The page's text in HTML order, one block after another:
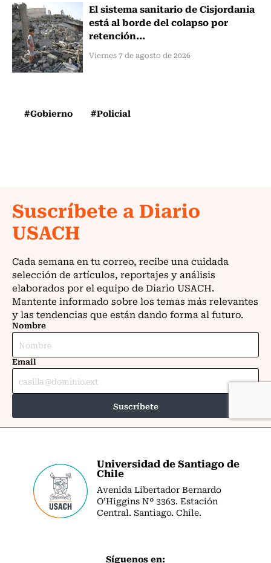
El sistema sanitario de Cisjordania
está al borde del colapso por
retención...
Viernes 7 de agosto de 2026
#Gobierno #Policial
Universidad de Santiago de
Chile
Avenida Libertador Bernardo
O’Higgins Nº 3363. Estación
Central. Santiago. Chile.
Síguenos en: